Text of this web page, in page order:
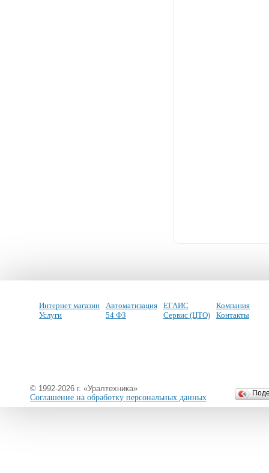
Интернет магазин
Услуги
Автоматизация
54 ФЗ
ЕГАИС
Сервис (ЦТО)
Компания
Контакты
© 1992-2026 г. «Уралтехника»
Соглашение на обработку персональных данных